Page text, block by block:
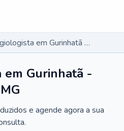
Angiologista em Gurinhatã - MG
Gurinhatã -
MG
e agende agora a sua